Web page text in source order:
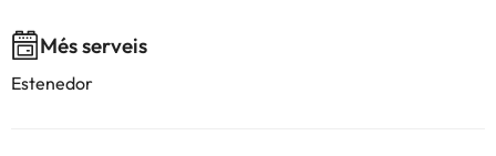
Més serveis
Estenedor